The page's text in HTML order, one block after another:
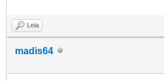
Leia
madis64